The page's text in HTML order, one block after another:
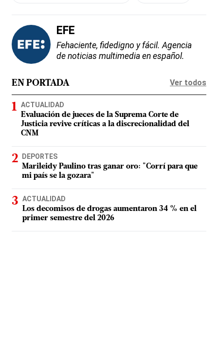
EFE
Fehaciente, fidedigno y fácil. Agencia
de noticias multimedia en español.
EN PORTADA Ver todos
ACTUALIDAD
Evaluación de jueces de la Suprema Corte de
Justicia revive críticas a la discrecionalidad del
CNM
DEPORTES
Marileidy Paulino tras ganar oro: "Corrí para que
mi país se la gozara"
ACTUALIDAD
Los decomisos de drogas aumentaron 34 % en el
primer semestre del 2026